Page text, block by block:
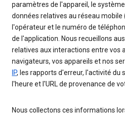
paramètres de l'appareil, le
données relatives au réseau mobile
l'opérateur et le numéro de
de l'application. Nous recueillons
relatives aux interactions entre vos
navigateurs, vos appareils et nos
IP, les rapports d'erreur, l'activité du
l'heure et l'URL de provenance de
Nous collectons ces informations